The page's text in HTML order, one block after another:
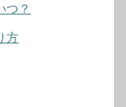
つ？
方